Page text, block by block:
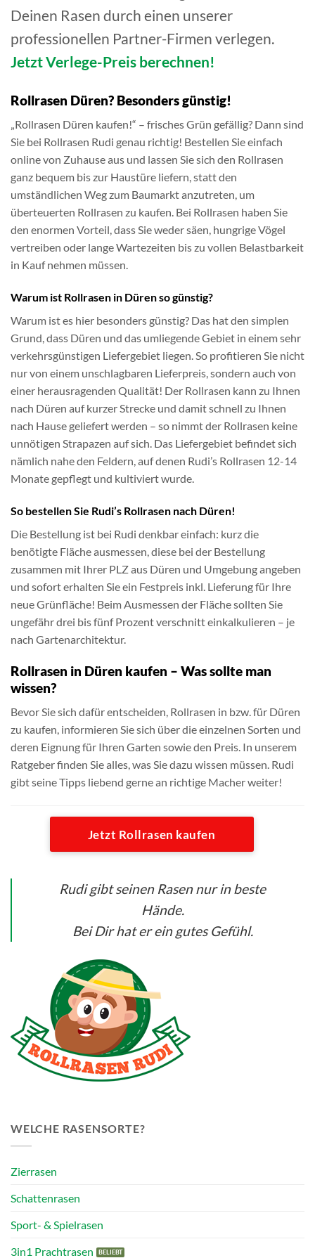
Deinen Rasen durch einen unserer
professionellen Partner-Firmen verlegen.
Jetzt Verlege-Preis berechnen!
Rollrasen Düren? Besonders günstig!
„Rollrasen Düren kaufen!“ – frisches Grün gefällig? Dann sind
Sie bei Rollrasen Rudi genau richtig! Bestellen Sie einfach
online von Zuhause aus und lassen Sie sich den Rollrasen
ganz bequem bis zur Haustüre liefern, statt den
umständlichen Weg zum Baumarkt anzutreten, um
überteuerten Rollrasen zu kaufen. Bei Rollrasen haben Sie
den enormen Vorteil, dass Sie weder säen, hungrige Vögel
vertreiben oder lange Wartezeiten bis zu vollen Belastbarkeit
in Kauf nehmen müssen.
Warum ist Rollrasen in Düren so günstig?
Warum ist es hier besonders günstig? Das hat den simplen
Grund, dass Düren und das umliegende Gebiet in einem sehr
verkehrsgünstigen Liefergebiet liegen. So profitieren Sie nicht
nur von einem unschlagbaren Lieferpreis, sondern auch von
einer herausragenden Qualität! Der Rollrasen kann zu Ihnen
nach Düren auf kurzer Strecke und damit schnell zu Ihnen
nach Hause geliefert werden – so nimmt der Rollrasen keine
unnötigen Strapazen auf sich. Das Liefergebiet befindet sich
nämlich nahe den Feldern, auf denen Rudi’s Rollrasen 12-14
Monate gepflegt und kultiviert wurde.
So bestellen Sie Rudi’s Rollrasen nach Düren!
Die Bestellung ist bei Rudi denkbar einfach: kurz die
benötigte Fläche ausmessen, diese bei der Bestellung
zusammen mit Ihrer PLZ aus Düren und Umgebung angeben
und sofort erhalten Sie ein Festpreis inkl. Lieferung für Ihre
neue Grünfläche! Beim Ausmessen der Fläche sollten Sie
ungefähr drei bis fünf Prozent verschnitt einkalkulieren – je
nach Gartenarchitektur.
Rollrasen in Düren kaufen – Was sollte man
wissen?
Bevor Sie sich dafür entscheiden, Rollrasen in bzw. für Düren
zu kaufen, informieren Sie sich über die einzelnen Sorten und
deren Eignung für Ihren Garten sowie den Preis. In unserem
Ratgeber finden Sie alles, was Sie dazu wissen müssen. Rudi
gibt seine Tipps liebend gerne an richtige Macher weiter!
Jetzt Rollrasen kaufen
Rudi gibt seinen Rasen nur in beste
Hände.
Bei Dir hat er ein gutes Gefühl.
WELCHE RASENSORTE?
Zierrasen
Schattenrasen
Sport- & Spielrasen
3in1 Prachtrasen